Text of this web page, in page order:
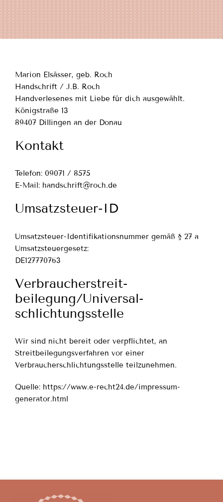
BÜRO-KATALOG
Marion Elsässer, geb. Roch
Handschrift / J.B. Roch
Handverlesenes mit Liebe für dich ausgewählt.
Königstraße 13
89407 Dillingen an der Donau
Kontakt
Telefon: 09071 / 8575
E-Mail: handschrift@roch.de
Umsatzsteuer-ID
Umsatzsteuer-Identifikationsnummer gemäß § 27 a
Umsatzsteuergesetz:
DE127770763
Verbraucher­streit­
beilegung/Universal­
schlichtungs­stelle
Wir sind nicht bereit oder verpflichtet, an
Streitbeilegungsverfahren vor einer
Verbraucherschlichtungsstelle teilzunehmen.
Quelle: https://www.e-recht24.de/impressum-
generator.html